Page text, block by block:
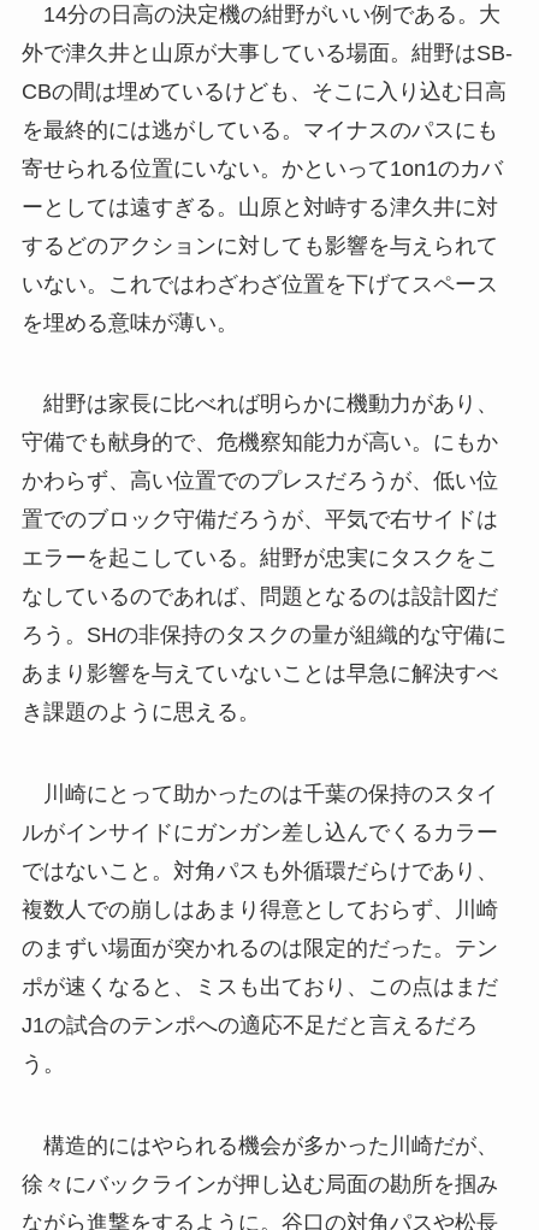
14分の日高の決定機の紺野がいい例である。大
外で津久井と山原が大事している場面。紺野はSB-
CBの間は埋めているけども、そこに入り込む日高
を最終的には逃がしている。マイナスのパスにも
寄せられる位置にいない。かといって1on1のカバ
ーとしては遠すぎる。山原と対峙する津久井に対
するどのアクションに対しても影響を与えられて
いない。これではわざわざ位置を下げてスペース
を埋める意味が薄い。
紺野は家長に比べれば明らかに機動力があり、
守備でも献身的で、危機察知能力が高い。にもか
かわらず、高い位置でのプレスだろうが、低い位
置でのブロック守備だろうが、平気で右サイドは
エラーを起こしている。紺野が忠実にタスクをこ
なしているのであれば、問題となるのは設計図だ
ろう。SHの非保持のタスクの量が組織的な守備に
あまり影響を与えていないことは早急に解決すべ
き課題のように思える。
川崎にとって助かったのは千葉の保持のスタイ
ルがインサイドにガンガン差し込んでくるカラー
ではないこと。対角パスも外循環だらけであり、
複数人での崩しはあまり得意としておらず、川崎
のまずい場面が突かれるのは限定的だった。テン
ポが速くなると、ミスも出ており、この点はまだ
J1の試合のテンポへの適応不足だと言えるだろ
う。
構造的にはやられる機会が多かった川崎だが、
徐々にバックラインが押し込む局面の勘所を掴み
ながら進撃をするように。谷口の対角パスや松長